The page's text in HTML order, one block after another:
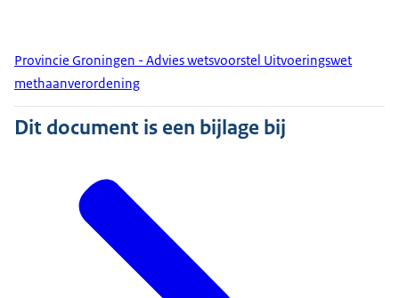
Provincie Groningen - Advies wetsvoorstel Uitvoeringswet
methaanverordening
Dit document is een bijlage bij